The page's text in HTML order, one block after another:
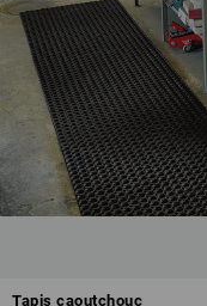
Tapis caoutchouc